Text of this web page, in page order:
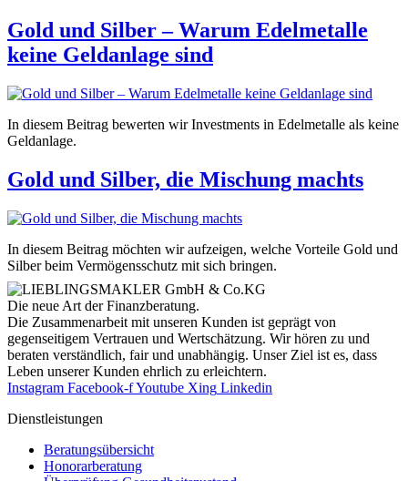
Gold und Silber – Warum Edelmetalle
keine Geldanlage sind
In diesem Beitrag bewerten wir Investments in Edelmetalle als keine
Geldanlage.
Gold und Silber, die Mischung machts
In diesem Beitrag möchten wir aufzeigen, welche Vorteile Gold und
Silber beim Vermögensschutz mit sich bringen.
Die neue Art der Finanzberatung.
Die Zusammenarbeit mit unseren Kunden ist geprägt von
gegenseitigem Vertrauen und Wertschätzung. Wir hören zu und
beraten verständlich, fair und unab­hängig. Unser Ziel ist es, dass
Leben unserer Kunden ehrlich zu erleichtern.
Instagram Facebook-fYoutube Xing Linkedin
Dienst­leistungen
Beratungsübersicht
Honorar­beratung